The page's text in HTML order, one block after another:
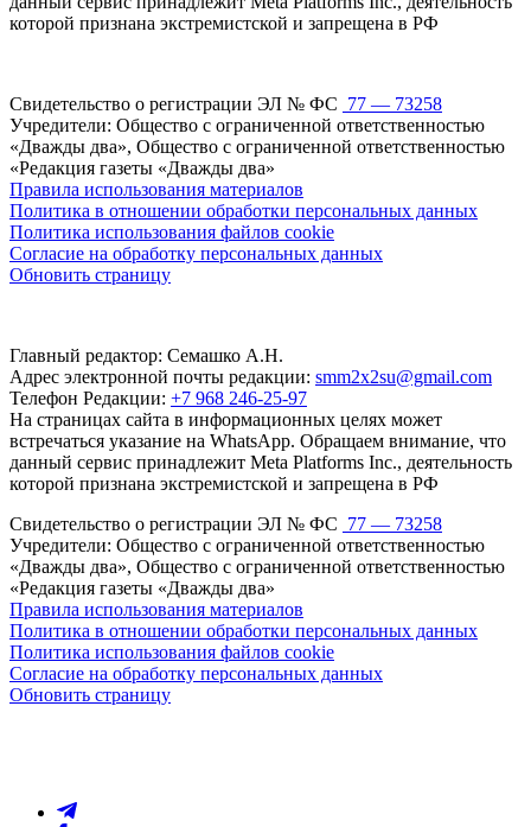
которой признана экстремистской и запрещена в РФ
Свидетельство о регистрации ЭЛ № ФС 77 — 73258
Учредители: Общество с ограниченной ответственностью
«Дважды два», Общество с ограниченной ответственностью
«Редакция газеты «Дважды два»
Правила использования материалов
Политика в отношении обработки персональных данных
Политика использования файлов cookie
Согласие на обработку персональных данных
Обновить страницу
Главный редактор: Семашко А.Н.
Адрес электронной почты редакции: smm2x2su@gmail.com
Телефон Редакции: +7 968 246-25-97
На страницах сайта в информационных целях может
встречаться указание на WhatsApp. Обращаем внимание, что
данный сервис принадлежит Meta Platforms Inc., деятельность
которой признана экстремистской и запрещена в РФ
Свидетельство о регистрации ЭЛ № ФС 77 — 73258
Учредители: Общество с ограниченной ответственностью
«Дважды два», Общество с ограниченной ответственностью
«Редакция газеты «Дважды два»
Правила использования материалов
Политика в отношении обработки персональных данных
Политика использования файлов cookie
Согласие на обработку персональных данных
Обновить страницу